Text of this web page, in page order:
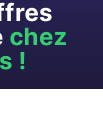
chez
!